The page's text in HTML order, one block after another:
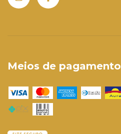
Meios de pagamento